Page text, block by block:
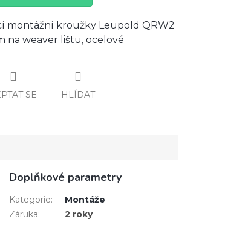
montážní kroužky Leupold QRW2
na weaver lištu, ocelové
SE HLÍDAT
Doplňkové parametry
Kategorie:
Montáže
Záruka: 2 roky